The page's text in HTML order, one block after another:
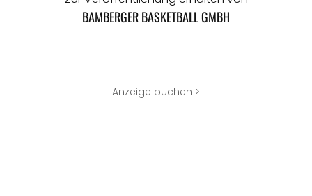
BAMBERGER BASKETBALL GMBH
Anzeige buchen >